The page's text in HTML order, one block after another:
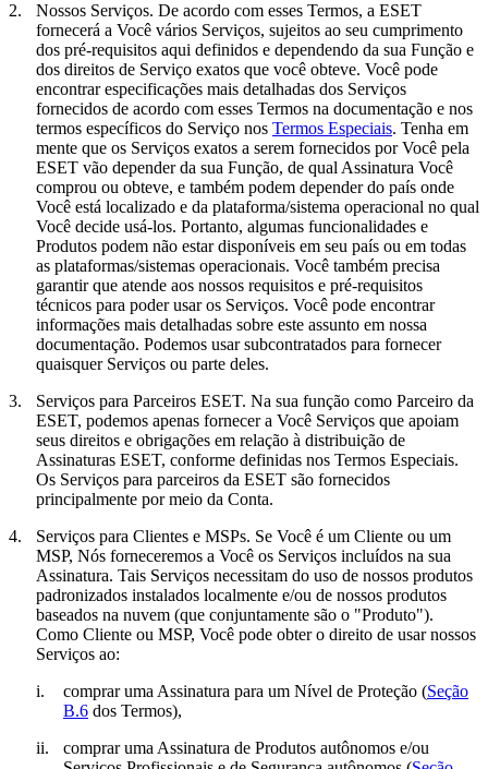
2.
Nossos Serviços. De acordo com esses Termos, a ESET
fornecerá a Você vários Serviços, sujeitos ao seu cumprimento
dos pré-requisitos aqui definidos e dependendo da sua Função e
dos direitos de Serviço exatos que você obteve. Você pode
encontrar especificações mais detalhadas dos Serviços
fornecidos de acordo com esses Termos na documentação e nos
termos específicos do Serviço nos Termos Especiais. Tenha em
mente que os Serviços exatos a serem fornecidos por Você pela
ESET vão depender da sua Função, de qual Assinatura Você
comprou ou obteve, e também podem depender do país onde
Você está localizado e da plataforma/sistema operacional no qual
Você decide usá-los. Portanto, algumas funcionalidades e
Produtos podem não estar disponíveis em seu país ou em todas
as plataformas/sistemas operacionais. Você também precisa
garantir que atende aos nossos requisitos e pré-requisitos
técnicos para poder usar os Serviços. Você pode encontrar
informações mais detalhadas sobre este assunto em nossa
documentação. Podemos usar subcontratados para fornecer
quaisquer Serviços ou parte deles.
3.
Serviços para Parceiros ESET. Na sua função como Parceiro da
ESET, podemos apenas fornecer a Você Serviços que apoiam
seus direitos e obrigações em relação à distribuição de
Assinaturas ESET, conforme definidas nos Termos Especiais.
Os Serviços para parceiros da ESET são fornecidos
principalmente por meio da Conta.
4.
Serviços para Clientes e MSPs. Se Você é um Cliente ou um
MSP, Nós forneceremos a Você os Serviços incluídos na sua
Assinatura. Tais Serviços necessitam do uso de nossos produtos
padronizados instalados localmente e/ou de nossos produtos
baseados na nuvem (que conjuntamente são o "Produto").
Como Cliente ou MSP, Você pode obter o direito de usar nossos
Serviços ao:
i.
comprar uma Assinatura para um Nível de Proteção (Seção
B.6 dos Termos),
ii.
comprar uma Assinatura de Produtos autônomos e/ou